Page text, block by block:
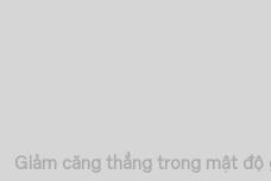
Giảm căng thẳng trong mật